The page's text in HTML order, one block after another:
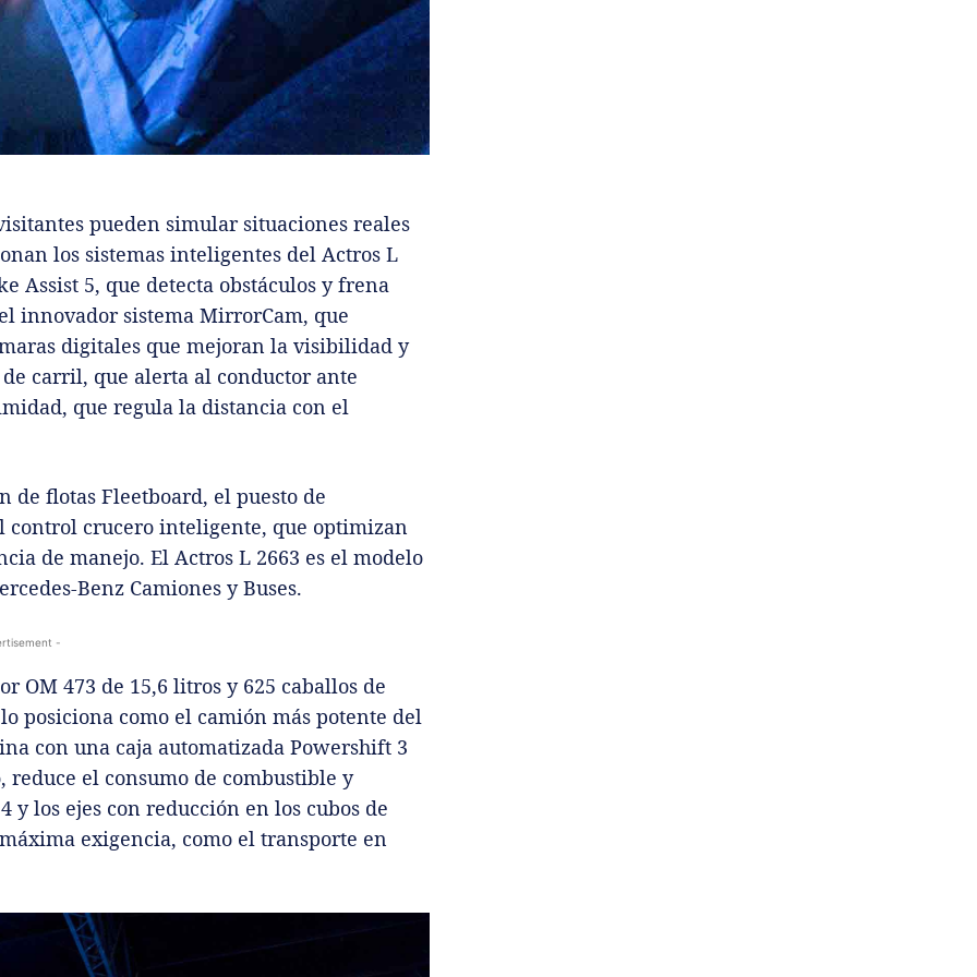
pueden simular situaciones reales
los sistemas inteligentes del Actros L
Assist 5, que detecta obstáculos y frena
innovador sistema MirrorCam, que
digitales que mejoran la visibilidad y
carril, que alerta al conductor ante
que regula la distancia con el
de flotas Fleetboard, el puesto de
crucero inteligente, que optimizan
de manejo. El Actros L 2663 es el modelo
Benz Camiones y Buses.
-
OM 473 de 15,6 litros y 625 caballos de
posiciona como el camión más potente del
con una caja automatizada Powershift 3
el consumo de combustible y
los ejes con reducción en los cubos de
exigencia, como el transporte en